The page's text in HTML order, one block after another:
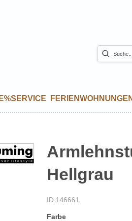
SERVICE FERIENWOHNUNGEN
Hellgrau
ID 146661
Farbe